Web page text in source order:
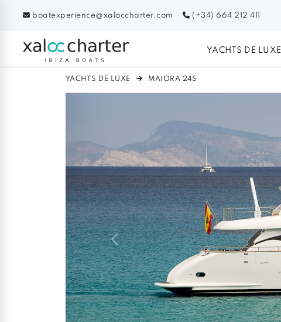
boatexperience@xaloccharter.com (+34) 664 212 411
YACHTS DE LUXE
YACHTS DE LUXE MAIORA 24S
Previous